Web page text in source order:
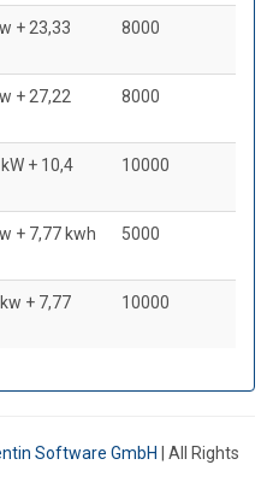
+ 23,33
8000
+ 27,22
8000
+ 10,4
10000
+ 7,77 kwh
5000
+ 7,77
10000
Software GmbH
| All Rights